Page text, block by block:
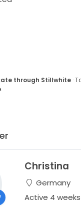
through Stillwhite·
Christina
Germany
Active 4